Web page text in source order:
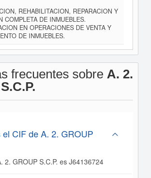
REHABILITACION, REPARACION Y
COMPLETA DE INMUEBLES.
EN OPERACIONES DE VENTA Y
DE INMUEBLES.
frecuentes sobre A. 2.
el CIF de A. 2. GROUP
2. GROUP S.C.P. es J64136724